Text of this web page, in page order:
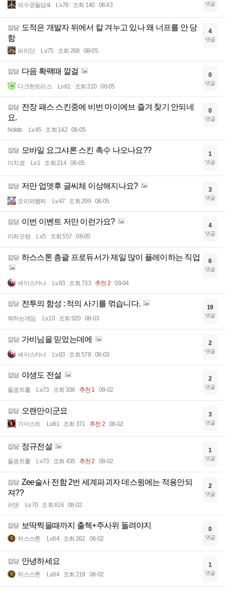
덕수궁돌담st Lv.76 조회 140 06:43 댓글
잡담 도적은 개발자 뒤에서 칼 겨누고 있나 왜 너프를 안 당
함
퍼리단 Lv.75 조회 268 08-05
4
댓글
잡담 다음 확팩때 깔걸
다크헌트리스 Lv.61 조회 310 08-05
0
댓글
잡담 전장 패스 스킨중에 비번 마이에브 즐겨 찾기 안되네
요.
hideto Lv.45 조회 142 08-05
0
댓글
잡담 모바일 요그샤론 스킨 촉수 나오나요??
미치겠 Lv.1 조회 214 08-05
1
댓글
잡담 저만 업뎃후 글씨체 이상해지나요?
오리와햄찌 Lv.47 조회 299 08-05
3
댓글
잡담 이번 이벤트 저만 이런가요?
리촤오랑 Lv.5 조회 557 08-05
4
댓글
잡담 하스스톤 총괄 프로듀서가 제일 많이 플레이하는 직업
세이스카나 Lv.83 조회 733 추천 2 08-04
6
댓글
잡담 전투의 함성 : 적의 사기를 꺾습니다.
뭐하는게임 Lv.10 조회 920 08-03
19
댓글
잡담 가비님을 믿었는데에
세이스카나 Lv.83 조회 578 08-03
2
댓글
잡담 야생도 전설
돌겜트롤 Lv.73 조회 336 추천 1 08-02
2
댓글
잡담 오랜만이군요
가이스트 Lv.81 조회 371 추천 2 08-02
3
댓글
잡담 정규전설
돌겜트롤 Lv.73 조회 435 추천 2 08-02
1
댓글
잡담 Zee술사 전함 2번 세계파괴자 데스윙에는 적용안되
져??
러덴 Lv.70 조회 616 08-02
2
댓글
잡담 보딱찍을때까지 출첵+주사위 돌려야지
하스스톤 Lv.64 조회 262 08-02
0
댓글
잡담 안녕하세요
하스스톤 Lv.64 조회 219 08-02
1
댓글